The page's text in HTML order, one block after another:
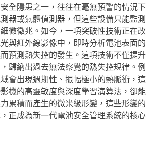
全隱患之一，往往在毫無預警的情況下
器或氣體偵測器，但這些設備只能監測
微徵兆。如今，一項突破性技術正在改
與紅外線影像中，即時分析電池表面的
預測熱失控的發生。這項技術不僅提升
歸納出過去無法察覺的熱失控規律。例
會出現週期性、振幅極小的熱脈衝，這
機的高靈敏度與深度學習演算法，卻能
累積而產生的微米級形變，這些形變的
正成為新一代電池安全管理系統的核心